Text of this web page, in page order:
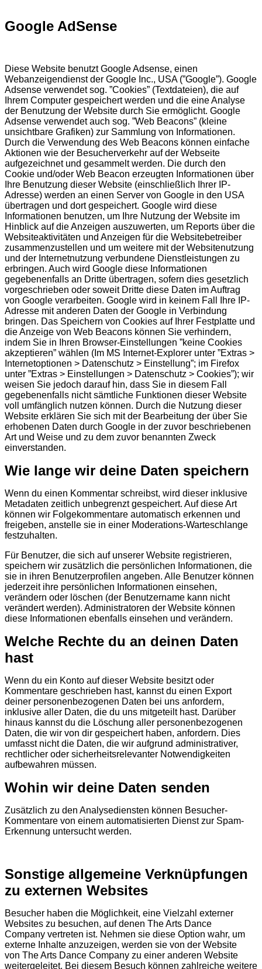
Google AdSense
Diese Website benutzt Google Adsense, einen
Webanzeigendienst der Google Inc., USA (”Google”). Google
Adsense verwendet sog. ”Cookies” (Textdateien), die auf
Ihrem Computer gespeichert werden und die eine Analyse
der Benutzung der Website durch Sie ermöglicht. Google
Adsense verwendet auch sog. ”Web Beacons” (kleine
unsichtbare Grafiken) zur Sammlung von Informationen.
Durch die Verwendung des Web Beacons können einfache
Aktionen wie der Besucherverkehr auf der Webseite
aufgezeichnet und gesammelt werden. Die durch den
Cookie und/oder Web Beacon erzeugten Informationen über
Ihre Benutzung dieser Website (einschließlich Ihrer IP-
Adresse) werden an einen Server von Google in den USA
übertragen und dort gespeichert. Google wird diese
Informationen benutzen, um Ihre Nutzung der Website im
Hinblick auf die Anzeigen auszuwerten, um Reports über die
Websiteaktivitäten und Anzeigen für die Websitebetreiber
zusammenzustellen und um weitere mit der Websitenutzung
und der Internetnutzung verbundene Dienstleistungen zu
erbringen. Auch wird Google diese Informationen
gegebenenfalls an Dritte übertragen, sofern dies gesetzlich
vorgeschrieben oder soweit Dritte diese Daten im Auftrag
von Google verarbeiten. Google wird in keinem Fall Ihre IP-
Adresse mit anderen Daten der Google in Verbindung
bringen. Das Speichern von Cookies auf Ihrer Festplatte und
die Anzeige von Web Beacons können Sie verhindern,
indem Sie in Ihren Browser-Einstellungen ”keine Cookies
akzeptieren” wählen (Im MS Internet-Explorer unter ”Extras >
Internetoptionen > Datenschutz > Einstellung”; im Firefox
unter ”Extras > Einstellungen > Datenschutz > Cookies”); wir
weisen Sie jedoch darauf hin, dass Sie in diesem Fall
gegebenenfalls nicht sämtliche Funktionen dieser Website
voll umfänglich nutzen können. Durch die Nutzung dieser
Website erklären Sie sich mit der Bearbeitung der über Sie
erhobenen Daten durch Google in der zuvor beschriebenen
Art und Weise und zu dem zuvor benannten Zweck
einverstanden.
Wie lange wir deine Daten speichern
Wenn du einen Kommentar schreibst, wird dieser inklusive
Metadaten zeitlich unbegrenzt gespeichert. Auf diese Art
können wir Folgekommentare automatisch erkennen und
freigeben, anstelle sie in einer Moderations-Warteschlange
festzuhalten.
Für Benutzer, die sich auf unserer Website registrieren,
speichern wir zusätzlich die persönlichen Informationen, die
sie in ihren Benutzerprofilen angeben. Alle Benutzer können
jederzeit ihre persönlichen Informationen einsehen,
verändern oder löschen (der Benutzername kann nicht
verändert werden). Administratoren der Website können
diese Informationen ebenfalls einsehen und verändern.
Welche Rechte du an deinen Daten
hast
Wenn du ein Konto auf dieser Website besitzt oder
Kommentare geschrieben hast, kannst du einen Export
deiner personenbezogenen Daten bei uns anfordern,
inklusive aller Daten, die du uns mitgeteilt hast. Darüber
hinaus kannst du die Löschung aller personenbezogenen
Daten, die wir von dir gespeichert haben, anfordern. Dies
umfasst nicht die Daten, die wir aufgrund administrativer,
rechtlicher oder sicherheitsrelevanter Notwendigkeiten
aufbewahren müssen.
Wohin wir deine Daten senden
Zusätzlich zu den Analysediensten können Besucher-
Kommentare von einem automatisierten Dienst zur Spam-
Erkennung untersucht werden.
Sonstige allgemeine Verknüpfungen
zu externen Websites
Besucher haben die Möglichkeit, eine Vielzahl externer
Websites zu besuchen, auf denen The Arts Dance
Company vertreten ist. Nehmen sie diese Option wahr, um
externe Inhalte anzuzeigen, werden sie von der Website
von The Arts Dance Company zu einer anderen Website
weitergeleitet. Bei diesem Besuch können zahlreiche weitere